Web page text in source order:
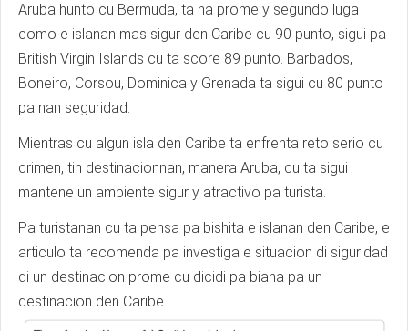
Aruba hunto cu Bermuda, ta na prome y segundo luga
como e islanan mas sigur den Caribe cu 90 punto, sigui pa
British Virgin Islands cu ta score 89 punto. Barbados,
Boneiro, Corsou, Dominica y Grenada ta sigui cu 80 punto
pa nan seguridad.
Mientras cu algun isla den Caribe ta enfrenta reto serio cu
crimen, tin destinacionnan, manera Aruba, cu ta sigui
mantene un ambiente sigur y atractivo pa turista.
Pa turistanan cu ta pensa pa bishita e islanan den Caribe, e
articulo ta recomenda pa investiga e situacion di siguridad
di un destinacion prome cu dicidi pa biaha pa un
destinacion den Caribe.